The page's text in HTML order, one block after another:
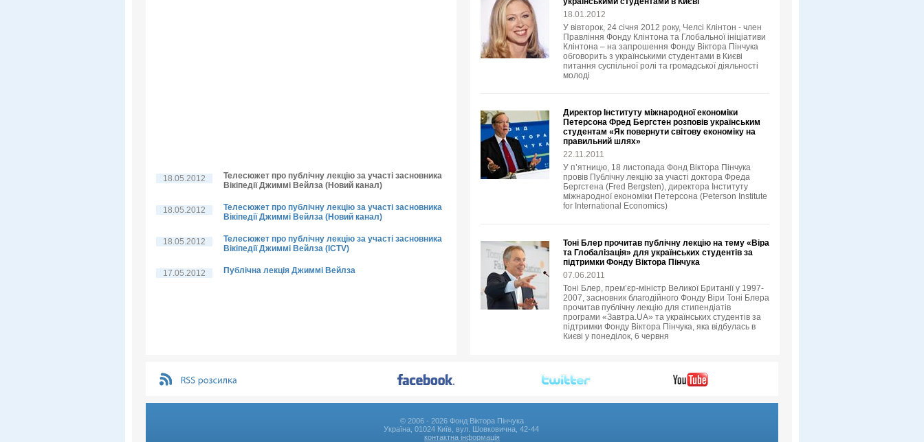
18.05.2012
Телесюжет про публічну лекцію за участі засновника
Вікіпедії Джиммі Вейлза (Новий канал)
18.05.2012
Телесюжет про публічну лекцію за участі засновника
Вікіпедії Джиммі Вейлза (Новий канал)
18.05.2012
Телесюжет про публічну лекцію за участі засновника
Вікіпедії Джиммі Вейлза (ICTV)
17.05.2012 Публічна лекція Джиммі Вейлза
18.01.2012
У вівторок, 24 січня 2012 року, Челсі Клінтон - член
Правління Фонду Клінтона та Глобальної ініціативи
Клінтона – на запрошення Фонду Віктора Пінчука
обговорить з українськими студентами в Києві
питання суспільної ролі та громадської діяльності
молоді
Директор Інституту міжнародної економіки
Петерсона Фред Бергстен розповів українським
студентам «Як повернути світову економіку на
правильний шлях»
22.11.2011
У п’ятницю, 18 листопада Фонд Віктора Пінчука
провів Публічну лекцію за участі доктора Фреда
Бергстена (Fred Bergsten), директора Інституту
міжнародної економіки Петерсона (Peterson Institute
for International Economics)
Тоні Блер прочитав публічну лекцію на тему «Віра
та Глобалізація» для українських студентів за
підтримки Фонду Віктора Пінчука
07.06.2011
Тоні Блер, прем’єр-міністр Великої Британії у 1997-
2007, засновник благодійного Фонду Віри Тоні Блера
прочитав публічну лекцію для стипендіатів
програми «Завтра.UA» та українських студентів за
підтримки Фонду Віктора Пінчука, яка відбулась в
Києві у понеділок, 6 червня
© 2006 - 2026 Фонд Віктора Пінчука
Україна, 01024 Київ, вул. Шовковична, 42-44
контактна інформація